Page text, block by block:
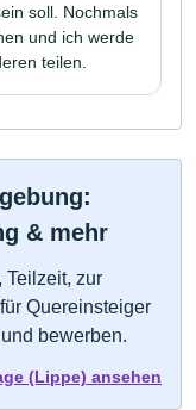
soll. Nochmals
und ich werde
teilen.
& mehr
zur
Quereinsteiger
bewerben.
(Lippe) ansehen